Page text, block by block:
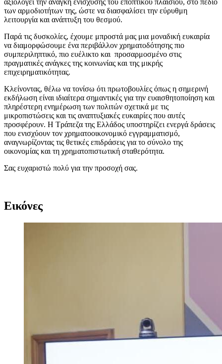
αξιολογεί την ανάγκη ενίσχυσης του εποπτικού πλαισίου, στο πεδίο
των αρμοδιοτήτων της, ώστε να διασφαλίσει την εύρυθμη
λειτουργία και ανάπτυξη του θεσμού.
Παρά τις δυσκολίες, έχουμε μπροστά μας μια μοναδική ευκαιρία
να διαμορφώσουμε ένα περιβάλλον χρηματοδότησης πιο
συμπεριληπτικό, πιο ευέλικτο και προσαρμοσμένο στις
πραγματικές ανάγκες της κοινωνίας και της μικρής
επιχειρηματικότητας.
Κλείνοντας, θέλω να τονίσω ότι πρωτοβουλίες όπως η σημερινή
εκδήλωση είναι ιδιαίτερα σημαντικές για την ευαισθητοποίηση και
πληρέστερη ενημέρωση των πολιτών σχετικά με τις
μικροπιστώσεις και τις αναπτυξιακές ευκαιρίες που αυτές
προσφέρουν. Η Τράπεζα της Ελλάδος υποστηρίζει ενεργά δράσεις
που ενισχύουν τον χρηματοοικονομικό εγγραμματισμό,
αναγνωρίζοντας τις θετικές επιδράσεις για το σύνολο της
οικονομίας και τη χρηματοπιστωτική σταθερότητα.
Σας ευχαριστώ πολύ για την προσοχή σας.
Εικόνες